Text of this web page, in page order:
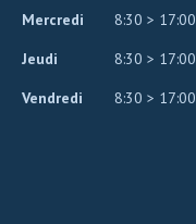
Mercredi
8:30 > 17:00
Jeudi
8:30 > 17:00
Vendredi
8:30 > 17:00